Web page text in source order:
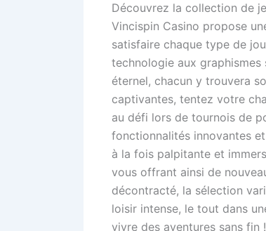
Découvrez la collection de
Vincispin Casino propose
satisfaire chaque type de
technologie aux
éternel, chacun y trouvera
captivantes, tentez votre
au défi lors de tournois de
fonctionnalités innovantes
à la fois palpitante et
vous offrant ainsi de
décontracté, la sélection
loisir intense, le tout dans
vivre des aventures sans fin !